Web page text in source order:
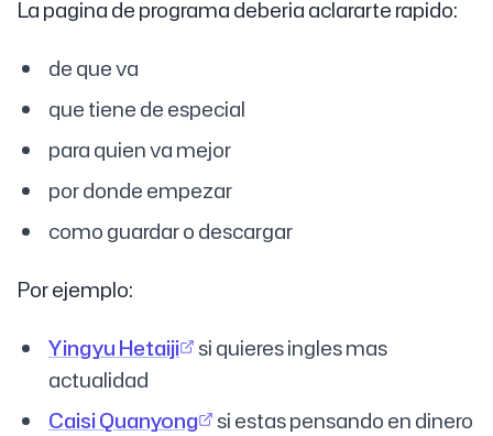
La pagina de programa deberia aclararte rapido:
de que va
que tiene de especial
para quien va mejor
por donde empezar
como guardar o descargar
Por ejemplo:
Yingyu Hetaiji
si quieres ingles mas
actualidad
Caisi Quanyong
si estas pensando en dinero